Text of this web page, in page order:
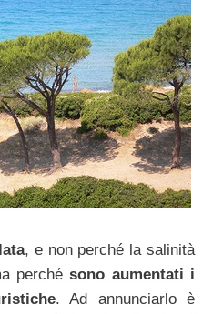
, e non perché la salinità
perchésono aumentati i
. Ad annunciarlo è